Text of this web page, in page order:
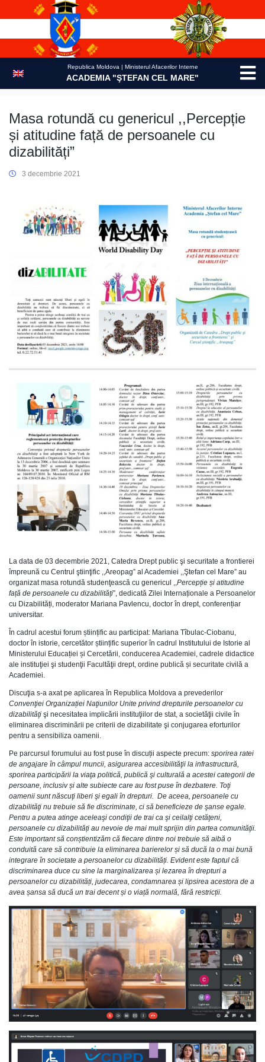
Republica Moldova | Ministerul Afacerilor Interne
ACADEMIA "ŞTEFAN CEL MARE"
Masa rotundă cu genericul ,,Percepție
și atitudine față de persoanele cu
dizabilități”
3 decembrie 2021
La data de 03 decembrie 2021, Catedra Drept public şi securitate a frontierei
împreună cu Centrul ştiinţific ,,Areopag” al Academiei ,,Ştefan cel Mare” au
organizat masa rotundă studenţească cu genericul ,, Percepție și atitudine
față de persoanele cu dizabilități”, dedicată Zilei Internaționale a Persoanelor
cu Dizabilități, moderator Mariana Pavlencu, doctor în drept, conferențiar
universitar.
În cadrul acestui forum științific au participat: Mariana Tîbulac-Ciobanu,
doctor în istorie, cercetător științific superior în cadrul Institutului de Istorie al
Ministerului Educației și Cercetării, conducerea Academiei, cadrele didactice
ale instituţiei şi studenţii Facultăţii drept, ordine publică și securitate civilă a
Academiei.
Discuţia s-a axat pe aplicarea în Republica Moldova a prevederilor
Convenţiei Organizației Naţiunilor Unite privind drepturile persoanelor cu
dizabilităţi şi necesitatea implicării instituţiilor de stat, a societăţii civile în
eliminarea discriminării pe criterii de dizabilitate şi conjugarea eforturilor
pentru a sensibiliza oamenii.
Pe parcursul forumului au fost puse în discuții aspecte precum: sporirea ratei
de angajare în câmpul muncii, asigurarea accesibilităţii la infrastructură,
sporirea participării la viaţa politică, publică şi culturală a acestei categorii de
persoane, inclusiv și alte subiecte care au fost puse în dezbatere. Toţi
oamenii sunt născuţi liberi şi egali în drepturi. De aceea, persoanele cu
dizabilităţi nu trebuie să fie discriminate, ci să beneficieze de şanse egale.
Pentru a putea atinge aceleaşi condiţii de trai ca şi ceilalţi cetăţeni,
persoanele cu dizabilități au nevoie de mai mult sprijin din partea comunităţii.
Este important să conștientizăm că fiecare dintre noi trebuie să aibă o
conduită care să contribuie la eliminarea barierelor și să ducă la o mai bună
integrare în societate a persoanelor cu dizabilități. Evident este faptul că
discriminarea duce cu sine la marginalizarea și lezarea în drepturi a
persoanelor cu dizabilități, judecarea, condamnarea și lipsirea acestora de a
avea șansa să ducă un trai decent și o viață normală, fără restricții.